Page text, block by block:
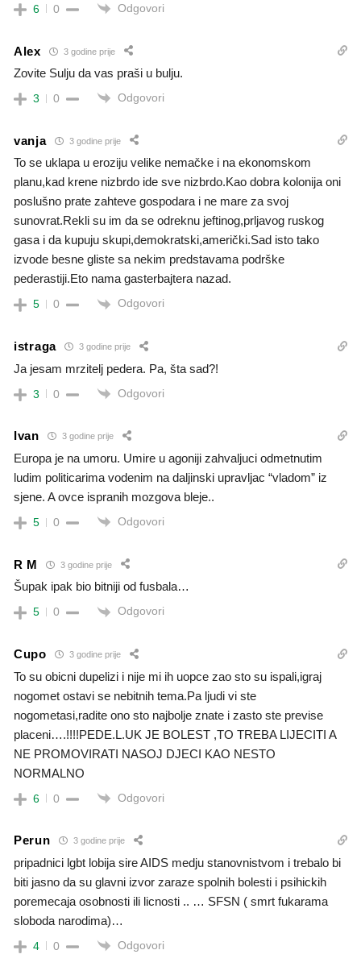
6 0 Odgovori
Alex 3 godine prije
Zovite Sulju da vas praši u bulju.
3 0 Odgovori
vanja 3 godine prije
To se uklapa u eroziju velike nemačke i na ekonomskom
planu,kad krene nizbrdo ide sve nizbrdo.Kao dobra kolonija oni
poslušno prate zahteve gospodara i ne mare za svoj
sunovrat.Rekli su im da se odreknu jeftinog,prljavog ruskog
gasa i da kupuju skupi,demokratski,američki.Sad isto tako
izvode besne gliste sa nekim predstavama podrške
pederastiji.Eto nama gasterbajtera nazad.
5 0 Odgovori
istraga 3 godine prije
Ja jesam mrzitelj pedera. Pa, šta sad?!
3 0 Odgovori
Ivan 3 godine prije
Europa je na umoru. Umire u agoniji zahvaljuci odmetnutim
ludim politicarima vodenim na daljinski upravljac “vladom” iz
sjene. A ovce ispranih mozgova bleje..
5 0 Odgovori
R M 3 godine prije
Šupak ipak bio bitniji od fusbala…
5 0 Odgovori
Cupo 3 godine prije
To su obicni dupelizi i nije mi ih uopce zao sto su ispali,igraj
nogomet ostavi se nebitnih tema.Pa ljudi vi ste
nogometasi,radite ono sto najbolje znate i zasto ste previse
placeni….!!!!PEDE.L.UK JE BOLEST ,TO TREBA LIJECITI A
NE PROMOVIRATI NASOJ DJECI KAO NESTO
NORMALNO
6 0 Odgovori
Perun 3 godine prije
pripadnici lgbt lobija sire AIDS medju stanovnistvom i trebalo bi
biti jasno da su glavni izvor zaraze spolnih bolesti i psihickih
poremecaja osobnosti ili licnosti .. … SFSN ( smrt fukarama
sloboda narodima)…
4 0 Odgovori